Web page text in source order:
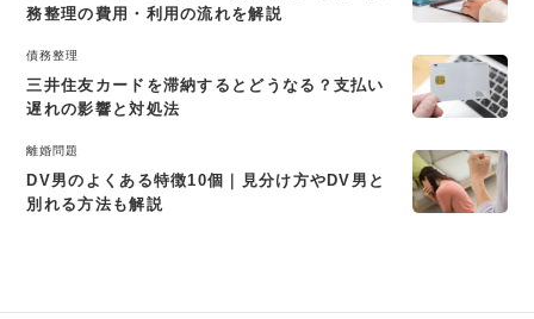
務整理の費用・利用の流れを解説
債務整理
三井住友カードを滞納するとどうなる？支払い
遅れの影響と対処法
離婚問題
DV男のよくある特徴10個｜見分け方やDV男と
別れる方法も解説